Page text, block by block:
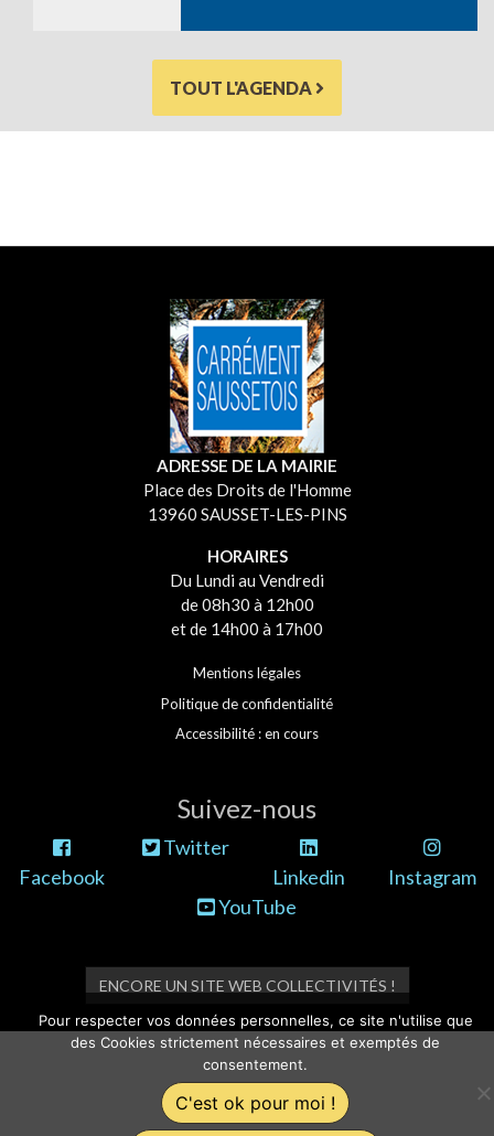
TOUT L'AGENDA
ADRESSE DE LA MAIRIE
Place des Droits de l'Homme
13960 SAUSSET-LES-PINS
HORAIRES
Du Lundi au Vendredi
de 08h30 à 12h00
et de 14h00 à 17h00
Mentions légales
Politique de confidentialité
Accessibilité : en cours
Suivez-nous
Facebook
Twitter
Linkedin
Instagram
YouTube
ENCORE UN SITE WEB COLLECTIVITÉS !
Pour respecter vos données personnelles, ce site n'utilise que
des Cookies strictement nécessaires et exemptés de
consentement.
C'est ok pour moi !